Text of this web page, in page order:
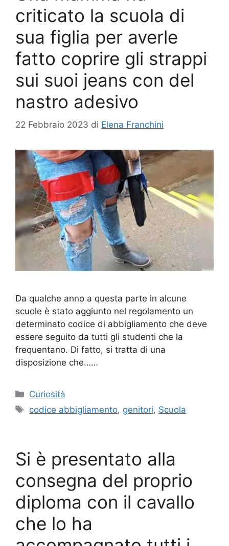
criticato la scuola di
sua figlia per averle
fatto coprire gli strappi
sui suoi jeans con del
nastro adesivo
22 Febbraio 2023 di Elena Franchini
Da qualche anno a questa parte in alcune
scuole è stato aggiunto nel regolamento un
determinato codice di abbigliamento che deve
essere seguito da tutti gli studenti che la
frequentano. Di fatto, si tratta di una
disposizione che……
Categorie
Curiosità
Tag
codice abbigliamento, genitori, Scuola
Si è presentato alla
consegna del proprio
diploma con il cavallo
che lo ha